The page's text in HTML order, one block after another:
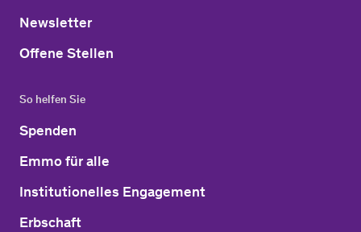
Newsletter
Offene Stellen
So helfen Sie
Spenden
Emmo für alle
Institutionelles Engagement
Erbschaft